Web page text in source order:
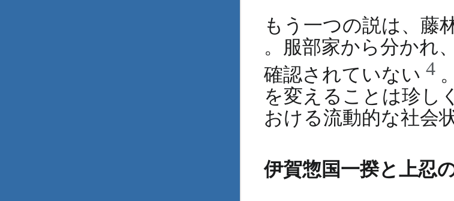
もう一つの説は、藤
。服部家から分かれ
確認されていない 4
を変えることは珍し
おける流動的な社会
伊賀惣国一揆と上忍